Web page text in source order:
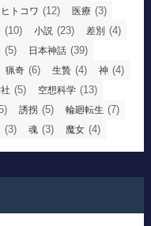
ヒトコワ (12) 医療 (3)
(10) 小説 (23) 差別 (4)
(5) 日本神話 (39)
猟奇 (6) 生贄 (4) 神 (4)
(5) 空想科学 (13)
誘拐 (5) 輪廻転生 (7)
(3) 魂 (3) 魔女 (4)